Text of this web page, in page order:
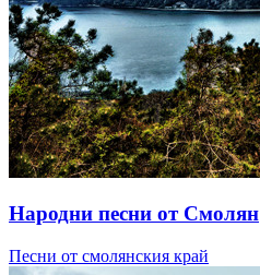
Народни песни от Смолян
Песни от смолянския край